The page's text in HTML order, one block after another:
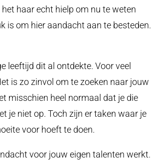
haar echt hielp om nu te weten
is om hier aandacht aan te besteden.
leeftijd dit al ontdekte. Voor veel
is zo zinvol om te zoeken naar jouw
misschien heel normaal dat je die
je niet op. Toch zijn er taken waar je
voor hoeft te doen.
voor jouw eigen talenten werkt.